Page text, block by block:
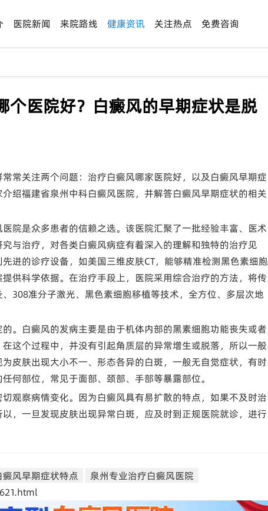
医院新闻 来院路线 健康资讯 关注热点 免费咨询
个医院好？白癜风的早期症状是脱
常关注两个问题：治疗白癜风哪家医院好，以及白癜风早期症
绍福建省泉州中科白癜风医院，并解答白癜风早期症状的相关
院是众多患者的信赖之选。该医院汇聚了一批经验丰富、医术
与治疗，对各类白癜风病症有着深入的理解和独特的治疗见
进的诊疗设备，如美国三维皮肤CT，能够精准检测黑色素细胞
供科学依据。在治疗手段上，医院采用综合治疗的方法，将传
308准分子激光、黑色素细胞移植等技术，全方位、多层次地
。白癜风的发病主要是由于机体内部的黑素细胞功能丧失或者
这个过程中，并没有引起角质层的异常增生或脱落，所以一般
皮肤出现大小不一、形态各异的白斑，一般无自觉症状，有时
何部位，常见于面部、颈部、手部等暴露部位。
观察病情变化。因为白癜风具有易扩散的特点，如果不及时治
，一旦发现皮肤出现异常白斑，应及时到正规医院就诊，进行
癜风早期症状特点
泉州专业治疗白癜风医院